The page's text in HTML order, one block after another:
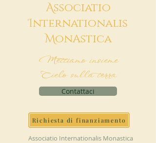
Associatio
Internationalis
MonAstica
Mettiamo insieme
Cielo sulla terra
Contattaci
Richiesta di finanziamento
Associatio Internationalis Monastica